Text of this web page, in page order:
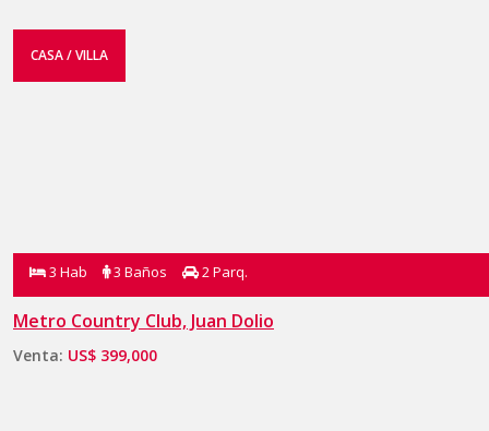
CASA / VILLA
3 Hab 3 Baños 2 Parq.
Metro Country Club, Juan Dolio
Venta: US$ 399,000